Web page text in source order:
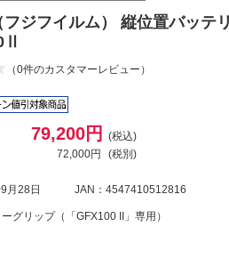
ジフイルム） 縦位置バッテ
（0件のカスタマーレビュー）
79,200円
(税込)
72,000円
(税別)
月28日 JAN：4547410512816
グリップ（「GFX100 II」専用）